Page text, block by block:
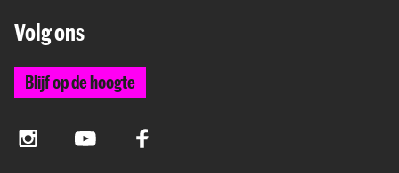
Volg ons
Blijf op de hoogte
InstagramYouTube Facebook